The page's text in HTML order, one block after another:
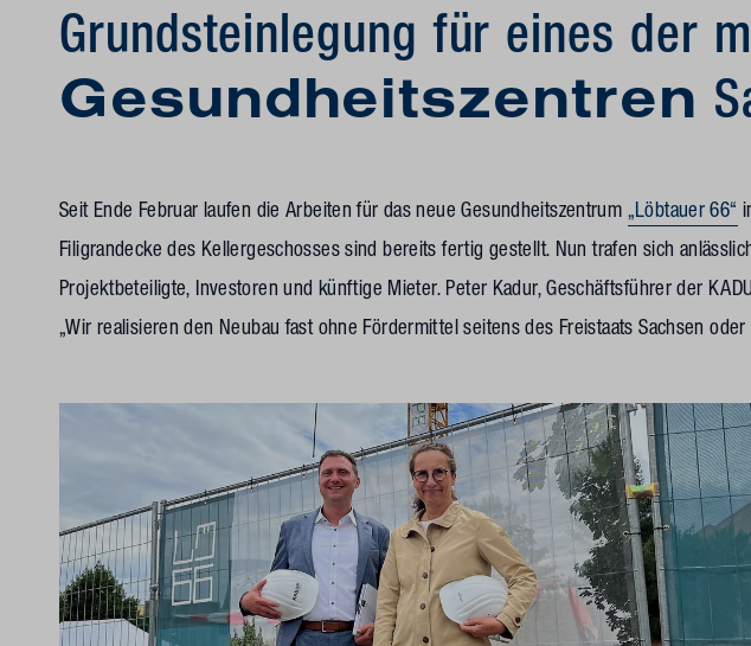
Grundsteinlegung für eines der
Gesundheitszentren
Seit Ende Februar laufen die Arbeiten für das neue Gesundheitszentrum „Löbtauer 66“
Filigrandecke des Kellergeschosses sind bereits fertig gestellt. Nun trafen sich
Projektbeteiligte, Investoren und künftige Mieter. Peter Kadur, Geschäftsführer der
„Wir realisieren den Neubau fast ohne Fördermittel seitens des Freistaats Sachsen